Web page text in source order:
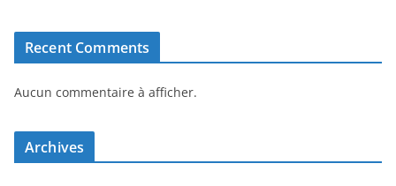
Recent Comments
Aucun commentaire à afficher.
Archives